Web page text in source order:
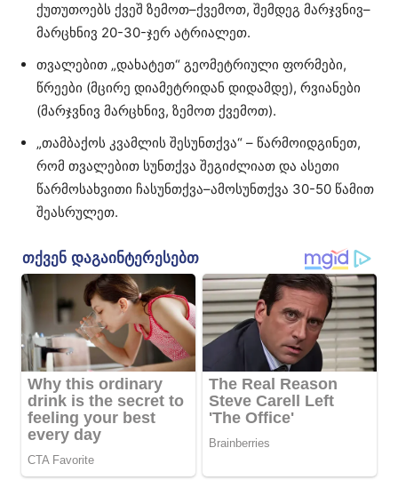
ქუთუთოებს ქვეშ ზემოთ–ქვემოთ, შემდეგ მარჯვნივ–
მარცხნივ 20-30-ჯერ ატრიალეთ.
თვალებით „დახატეთ“ გეომეტრიული ფორმები,
წრეები (მცირე დიამეტრიდან დიდამდე), რვიანები
(მარჯვნივ მარცხნივ, ზემოთ ქვემოთ).
„თამბაქოს კვამლის შესუნთქვა“ – წარმოიდგინეთ,
რომ თვალებით სუნთქვა შეგიძლიათ და ასეთი
წარმოსახვითი ჩასუნთქვა–ამოსუნთქვა 30-50 წამით
შეასრულეთ.